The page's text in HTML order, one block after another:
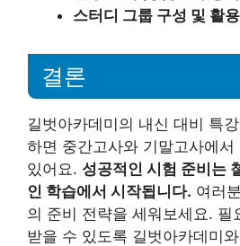
스터디 그룹 구성 및 활용
결론
길벗아카데미의 내신 대비 특
하면 중간고사와 기말고사에
있어요. 성공적인 시험 준비는
인 학습에서 시작됩니다. 여러
의 준비 전략을 세워보세요. 필
받을 수 있도록 길벗아카데미